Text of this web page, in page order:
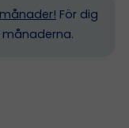
För dig